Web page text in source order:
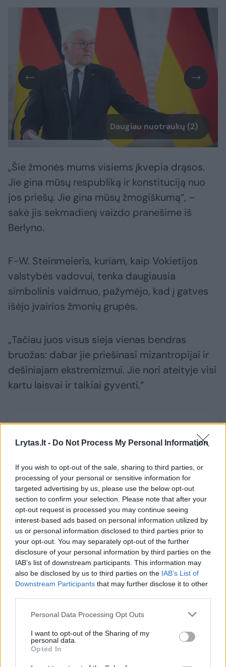
Lrytas.lt - Do Not Process My Personal Information
If you wish to opt-out of the sale, sharing to third parties, or
processing of your personal or sensitive information for
targeted advertising by us, please use the below opt-out
section to confirm your selection. Please note that after your
opt-out request is processed you may continue seeing
interest-based ads based on personal information utilized by
us or personal information disclosed to third parties prior to
your opt-out. You may separately opt-out of the further
disclosure of your personal information by third parties on the
IAB’s list of downstream participants. This information may
also be disclosed by us to third parties on the IAB’s List of
Downstream Participants that may further disclose it to other
Personal Data Processing Opt Outs
I want to opt-out of the Sharing of my
personal data.
Opted In
Daugiau nuotraukų (2)
„Šie žmonės mums visiems įkvepia drąsos.
Jie gina mūsų respubliką ir konstituciją nuo
jos priešų. Jie gina mūsų žmogiškumą“, –
sakė jis sekmadienį vaizdo pranešime iš
Berlyno.
F-W. Steinmeieris, kuriam, kaip Vokietijos
valstybės vadovui, tenka daugiausia
simbolinis vaidmuo, pažymėjo, kad į gatves
išėjo įvairios žmonių grupės.
„Tačiau juos visus sieja vienas bendras
bruožas: dabar jie priešinasi mizantropijai ir
dešiniajam ekstremizmui. Jie nori ateityje visi
kartu laisvai ir taikiai gyventi.“
Susiję straipsniai
A. Navalnas pranešė, kad
kalėjime Arktyje vėl yra
uždarytas į vienutę
Dabar Vokietijai svarbus visų demokratų